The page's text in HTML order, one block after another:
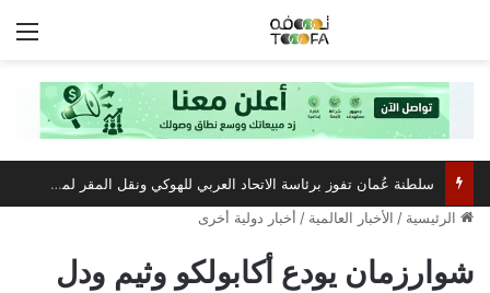
سلطنة عُمان تفوز برئاسة الاتحاد العربي للهوكي ونقل المقر لمسقط
الرئيسية / الأخبار العالمية / أخبار دولية أخرى
شوارزمان يودع أكابولكو وثيم ودل